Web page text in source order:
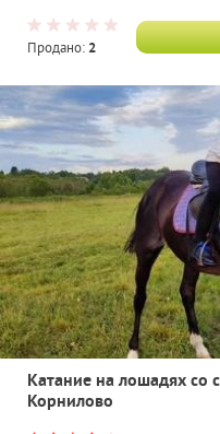
Продано: 2
Катание на лошадях со
Корнилово